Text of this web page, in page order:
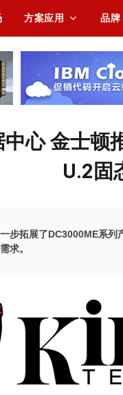
方案应用 品牌
心 金士顿
U.2固
步拓展了DC3000ME系列
求。